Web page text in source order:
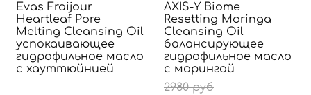
Evas Fraijour
Heartleaf Pore
Melting Cleansing Oil
успокаивающее
гидрофильное масло
с хауттюйнией
AXIS-Y Biome
Resetting Moringa
Cleansing Oil
балансирующее
гидрофильное масло
с морингой
2980 руб